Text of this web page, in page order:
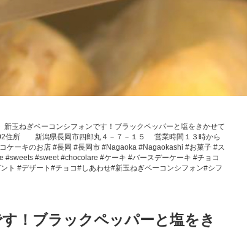
新玉ねぎベーコンシフォンです！ブラックペッパーと塩をきかせて
住所 新潟県長岡市四郎丸４－７－１５ 営業時間１３時から
ーキのお店 #長岡 #長岡市 #Nagaoka #Nagaokashi #お菓子 #ス
#sweet #chocolare #ケーキ #バースデーケーキ #チョコ
#デザート#チョコ#しあわせ#新玉ねぎベーコンシフォン#シフ
！ブラックペッパーと塩をき